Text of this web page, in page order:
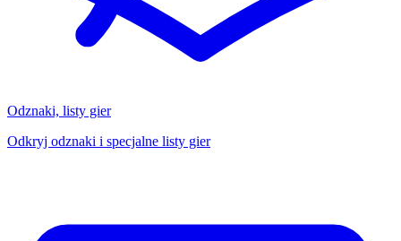
Odznaki, listy gier
Odkryj odznaki i specjalne listy gier